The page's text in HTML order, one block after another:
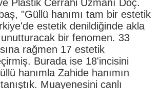
Plastik Cerrahi Uzmanı Doç.
"Güllü hanımı tam bir estetik
estetik denildiğinde akla
bir fenomen. 33
rağmen 17 estetik
Burada ise 18'incisini
hanımla Zahide hanımın
Muayenesini canlı